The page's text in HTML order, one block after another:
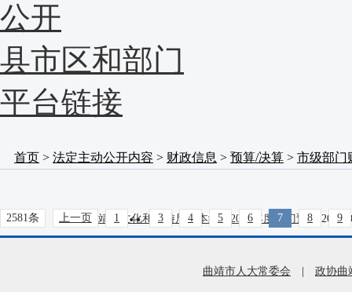
公开
县市区和部门
平台链接
首页 > 法定主动公开内容 > 财政信息 > 预算/决算 > 市级部门
曲靖市文化和旅游局（本级）2026年度部门预算 2026-
2581条 上一页 1 .. 3 4 5 6 7 8 9
曲靖市人大常委会 政协曲